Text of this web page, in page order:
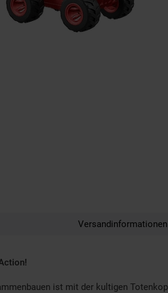
Versandinformationen
ist mit der kultigen